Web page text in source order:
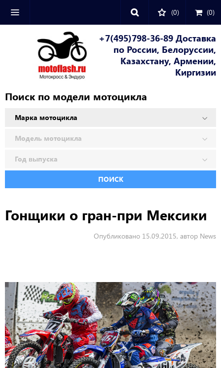
(0) (0)
+7(495)798-36-89 Доставка
по России, Белоруссии,
Казахстану, Армении,
Киргизии
Поиск по модели мотоцикла
ПОИСК
Гонщики о гран-при Мексики
Опубликовано 15.09.2015, автор News